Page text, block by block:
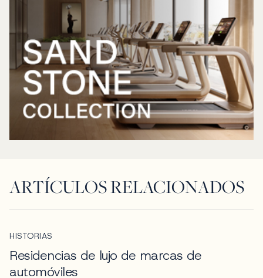
ARTÍCULOS RELACIONADOS
HISTORIAS
Residencias de lujo de marcas de
automóviles